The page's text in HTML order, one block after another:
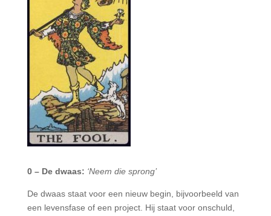
0 – De dwaas: ‘Neem die sprong’
De dwaas staat voor een nieuw begin, bijvoorbeeld van
een levensfase of een project. Hij staat voor onschuld,